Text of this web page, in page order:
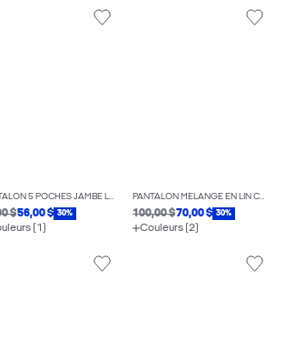
PANTALON 5 POCHES JAMBE LARGE
$56,00 $ 30%
(1)
PANTALON MÉLANGE EN LIN COUPE AMPLE
100,00 $70,00 $ 30%
Couleurs (2)